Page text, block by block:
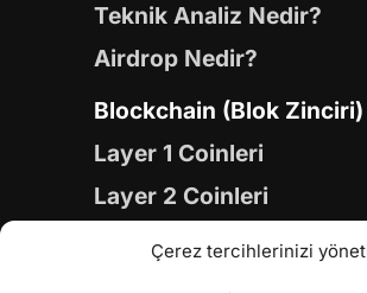
Çerez tercihlerinizi
Teknik Analiz Nedir?
Airdrop Nedir?
Blockchain (Blok Zinciri)
Layer 1 Coinleri
Layer 2 Coinleri
Yapay Zeka (AI) Coinleri